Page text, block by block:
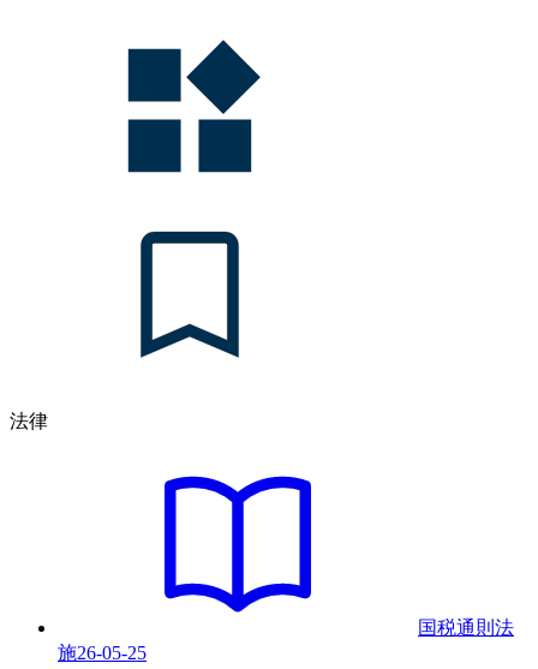
法律
国税通則法
施26-05-25